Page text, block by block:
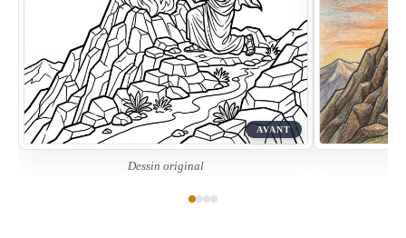
AVANT
Dessin original